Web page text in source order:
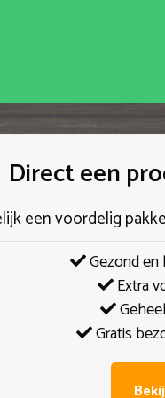
Direct een
een voordelig
Gezond
Extra
Gratis